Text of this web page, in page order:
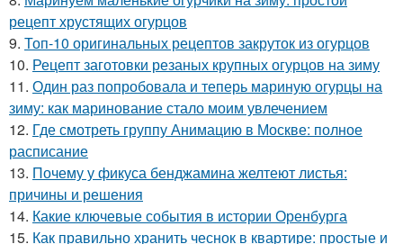
рецепт хрустящих огурцов
9. Топ-10 оригинальных рецептов закруток из огурцов
10. Рецепт заготовки резаных крупных огурцов на зиму
11. Один раз попробовала и теперь мариную огурцы на
зиму: как маринование стало моим увлечением
12. Где смотреть группу Анимацию в Москве: полное
расписание
13. Почему у фикуса бенджамина желтеют листья:
причины и решения
14. Какие ключевые события в истории Оренбурга
15. Как правильно хранить чеснок в квартире: простые и